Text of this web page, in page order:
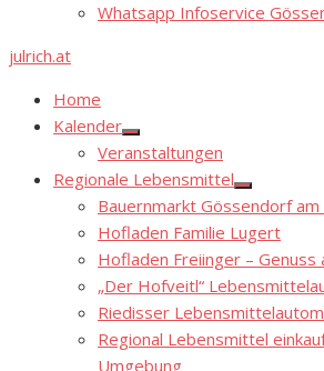
Whatsapp Infoservice
julrich.at
Home
Kalender
Show
sub
menu
Veranstaltungen
Regionale Lebensmittel
Show
sub
menu
Bauernmarkt Gössendorf am
Hofladen Familie Lugert
Hofladen Freiinger – Genuss
„Der Hofveitl“
Riedisser
Regional Lebensmittel
Umgebung